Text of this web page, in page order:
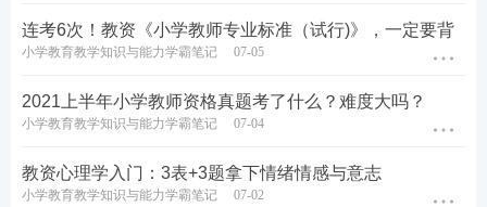
连考6次！教资《小学教师专业标准（试行)》，一定要背
小学教育教学知识与能力学霸笔记 07-05
2021上半年小学教师资格真题考了什么？难度大吗？
小学教育教学知识与能力学霸笔记 07-04
教资心理学入门：3表+3题拿下情绪情感与意志
小学教育教学知识与能力学霸笔记 07-02